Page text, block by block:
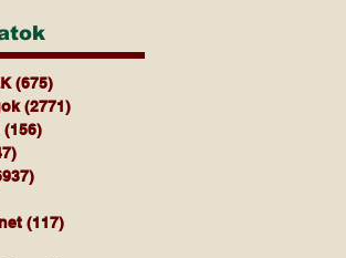
(675)
(2771)
(156)
(117)